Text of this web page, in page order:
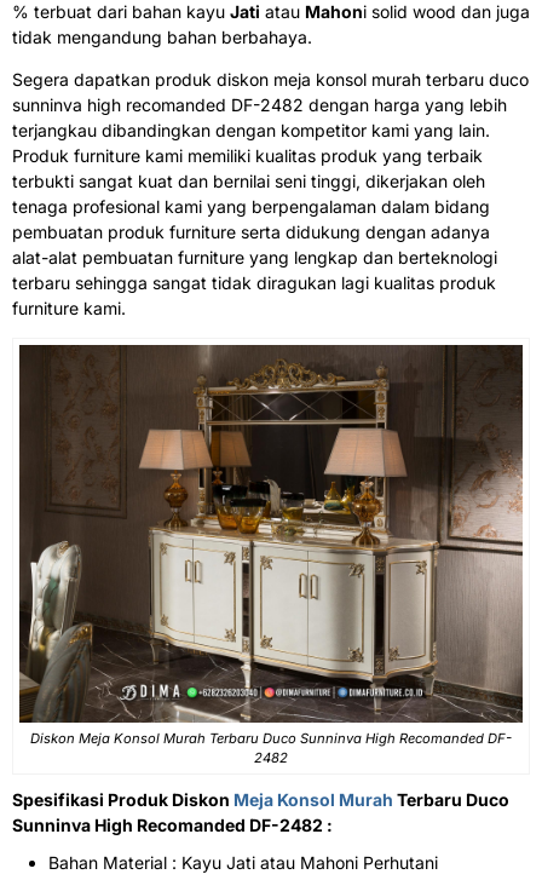
% terbuat dari bahan kayu Jati atau Mahoni solid wood dan juga
tidak mengandung bahan berbahaya.
Segera dapatkan produk diskon meja konsol murah terbaru duco
sunninva high recomanded DF-2482 dengan harga yang lebih
terjangkau dibandingkan dengan kompetitor kami yang lain.
Produk furniture kami memiliki kualitas produk yang terbaik
terbukti sangat kuat dan bernilai seni tinggi, dikerjakan oleh
tenaga profesional kami yang berpengalaman dalam bidang
pembuatan produk furniture serta didukung dengan adanya
alat-alat pembuatan furniture yang lengkap dan berteknologi
terbaru sehingga sangat tidak diragukan lagi kualitas produk
furniture kami.
Diskon Meja Konsol Murah Terbaru Duco Sunninva High Recomanded DF-
2482
Spesifikasi Produk Diskon Meja Konsol Murah Terbaru Duco
Sunninva High Recomanded DF-2482 :
Bahan Material : Kayu Jati atau Mahoni Perhutani